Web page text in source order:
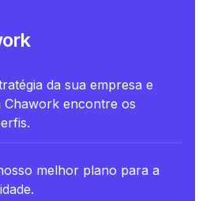
da sua empresa e
Chawork encontre os
melhor plano para a